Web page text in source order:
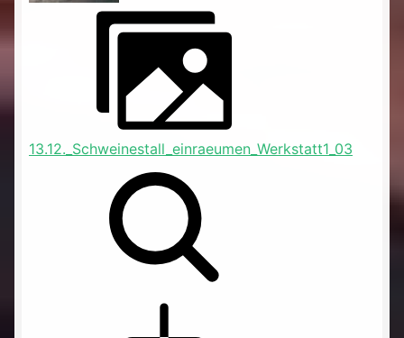
13.12._Schweinestall_einraeumen_Werkstatt1_03